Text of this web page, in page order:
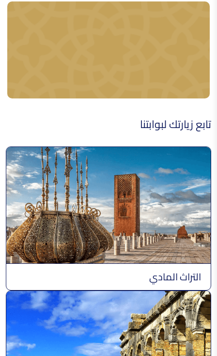
أغاني و رقص الكدرة
فن النقش على المعادن
فن الزخرفة على الخشب
الخيمة الصحراوية التقليدية
تابع زيارتك لبوابتنا
التراث المادي